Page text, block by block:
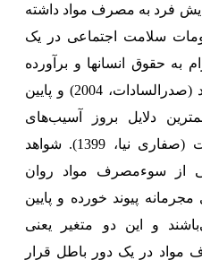
فرد به مصرف مواد داشته
و از ملزومات سلامت اجتماعی در یک
به حقوق انسانها و برآورده
شدن نیازهای اساسی می‌باشد (صدرالسادات، 2004) و پایین
دلایل بروز آسیب‌های
اجتماعی در جوامع بوده است (صفاری نیا، 1399). شواهد
از سوءمصرف مواد روان
پیوند خورده و پایین
و این دو متغیر یعنی
در یک دور باطل قرار